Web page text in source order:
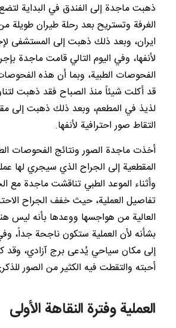
ذهبت ماجدة إلى الفندق في البداية
الغرفة وتستريح بعد رحلة طيران طويلة من
ايران، وبعد ذلك ذهبت إلى المستشفى
لأنفها، وفي اليوم التالي قامت ماجدة
الفحوصات الطبية، وبما أن هذه
قد أكلت شيئاً منذ الصباح فقد ذهبت
لذيذ في المطعم، وبعد ذلك ذهبت إلى مقر
التقاط صور احترافية لأنفها.
أخذت ماجدة الصور ونتائج الفحوصات
المقطعية إلى الجراح الذي سيجري لها
وأثناء الموعد الطبي تناقشت ماجدة مع
تفاصيل العملية، حيث خفف الجراح
العالية من هواجسها ووعدها بأنه ليس
بشأنه لأن العملية ستكون ناجحة جداً،
إلى مكان سياحي يُدعى برج آزادي، وقد
أحبته والتقطت فيه الكثير من الصور
العملية وفترة النقاهة الأولى